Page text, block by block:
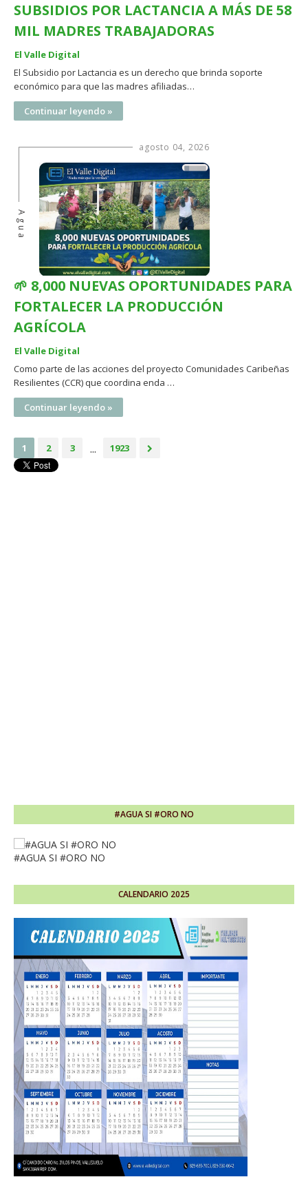
SUBSIDIOS POR LACTANCIA A MÁS DE 58
MIL MADRES TRABAJADORAS
El Valle Digital
El Subsidio por Lactancia es un derecho que brinda soporte
económico para que las madres afiliadas…
Continuar leyendo »
agosto 04, 2026
Agua
🌱 8,000 NUEVAS OPORTUNIDADES PARA
FORTALECER LA PRODUCCIÓN
AGRÍCOLA
El Valle Digital
Como parte de las acciones del proyecto Comunidades Caribeñas
Resilientes (CCR) que coordina enda …
Continuar leyendo »
1 2 3 ... 1923
#AGUA SI #ORO NO
#AGUA SI #ORO NO
CALENDARIO 2025